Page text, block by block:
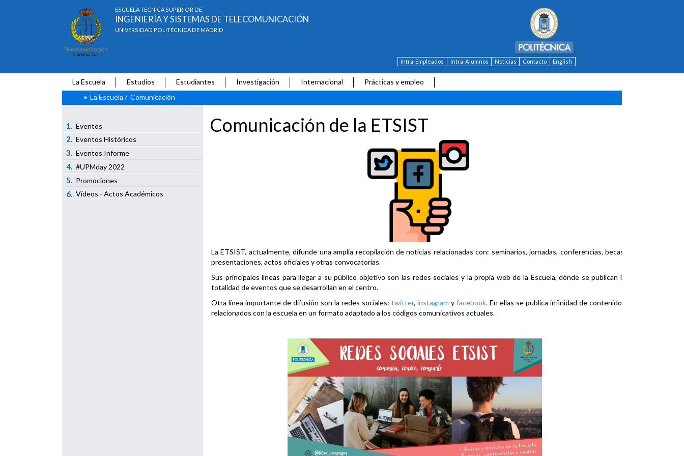
ESCUELA TÉCNICA SUPERIOR DE
INGENIERÍA Y SISTEMAS DE TELECOMUNICACIÓN
UNIVERSIDAD POLITÉCNICA DE MADRID
Intra-Empleados Intra-Alumnos Noticias Contacto English
La Escuela Estudios Estudiantes Investigación Internacional
Prácticas y empleo
La Escuela / Comunicación
1. Eventos
2. Eventos Históricos
3. Eventos Informe
4. #UPMday 2022
5. Promociones
6. Vídeos - Actos Académicos
Comunicación de la ETSIST
La ETSIST, actualmente, difunde una amplia recopilación de noticias relacionadas con: seminarios, jornadas, conferencias, becas,
presentaciones, actos oficiales y otras convocatorias.
Sus principales líneas para llegar a su público objetivo son las redes sociales y la propia web de la Escuela, dónde se publican la
totalidad de eventos que se desarrollan en el centro.
Otra línea importante de difusión son la redes sociales: twitter, instagram y facebook. En ellas se publica infinidad de contenidos
relacionados con la escuela en un formato adaptado a los códigos comunicativos actuales.